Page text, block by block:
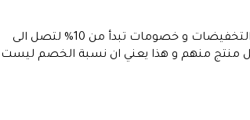
في النهاية بعد التعرف على جميع هذه المعلومات حول المتجر لابد من استخدام كوبون ميلانو للحصول على التخفيضات و خصومات تبدأ من 10% لتصل الى
منتج منهم و هذا يعني ان نسبة الخصم ليست